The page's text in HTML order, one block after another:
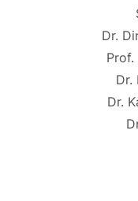
Dr.
Prof.
Dr.
Dr.